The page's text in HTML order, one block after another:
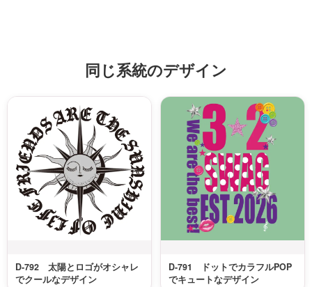
同じ系統のデザイン
D-792 太陽とロゴがオシャレ
でクールなデザイン
D-791 ドットでカラフルPOP
でキュートなデザイン